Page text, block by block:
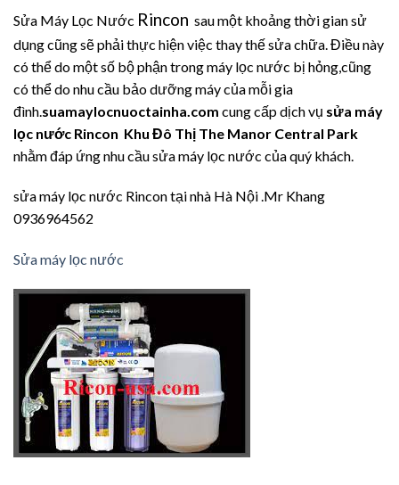
Sửa Máy Lọc Nước Rincon sau một khoảng thời gian sử
dụng cũng sẽ phải thực hiện việc thay thế sửa chữa. Điều này
có thể do một số bộ phận trong máy lọc nước bị hỏng,cũng
có thể do nhu cầu bảo dưỡng máy của mỗi gia
đình. suamaylocnuoctainha.com cung cấp dịch vụ sửa máy
lọc nước Rincon Khu Đô Thị The Manor Central Park
nhằm đáp ứng nhu cầu sửa máy lọc nước của quý khách.
sửa máy lọc nước Rincon tại nhà Hà Nội .Mr Khang
0936964562
Sửa máy lọc nước